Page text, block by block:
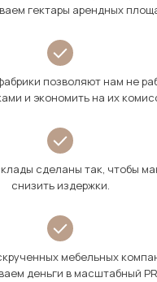
гектары арендных
позволяют нам не
и экономить на их
сделаны так, чтобы
снизить издержки.
мебельных
деньги в масштабный